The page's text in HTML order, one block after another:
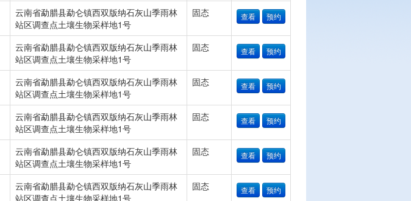
云南省勐腊县勐仑镇西双版纳石灰山季雨林
站区调查点土壤生物采样地1号
固态 查看 预约
云南省勐腊县勐仑镇西双版纳石灰山季雨林
站区调查点土壤生物采样地1号
固态 查看 预约
云南省勐腊县勐仑镇西双版纳石灰山季雨林
站区调查点土壤生物采样地1号
固态 查看 预约
云南省勐腊县勐仑镇西双版纳石灰山季雨林
站区调查点土壤生物采样地1号
固态 查看 预约
云南省勐腊县勐仑镇西双版纳石灰山季雨林
站区调查点土壤生物采样地1号
固态 查看 预约
云南省勐腊县勐仑镇西双版纳石灰山季雨林
站区调查点土壤生物采样地1号
固态 查看 预约